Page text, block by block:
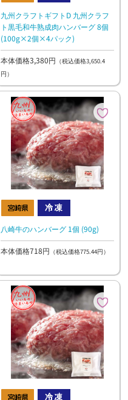
九州クラフトギフトD 九州クラフ
ト黒毛和牛熟成肉ハンバーグ 8個
(100g×2個×4パック)
本体価格3,380円 （税込価格3,650.4
円）
八崎牛のハンバーグ 1個 (90g)
本体価格718円 （税込価格775.44円）